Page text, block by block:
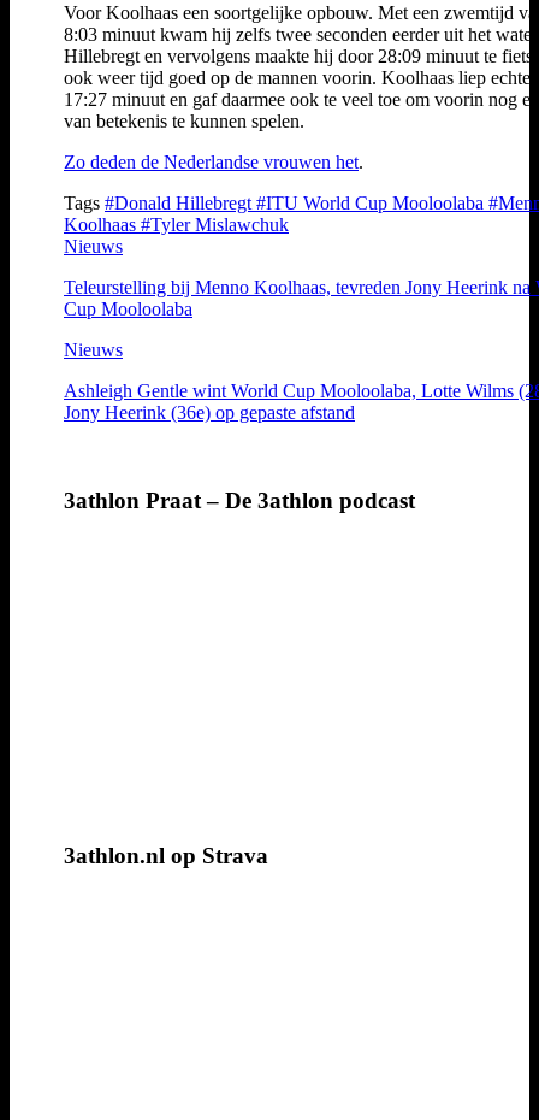
Voor Koolhaas een soortgelijke opbouw. Met een zwemtijd
8:03 minuut kwam hij zelfs twee seconden eerder uit het
Hillebregt en vervolgens maakte hij door 28:09 minuut te
ook weer tijd goed op de mannen voorin. Koolhaas liep echter
17:27 minuut en gaf daarmee ook te veel toe om voorin nog
van betekenis te kunnen spelen.
Zo deden de Nederlandse vrouwen het.
Tags #Donald Hillebregt #ITU World Cup Mooloolaba
Koolhaas #Tyler Mislawchuk
Nieuws
Teleurstelling bij Menno Koolhaas, tevreden Jony Heerink na
Cup Mooloolaba
Nieuws
Ashleigh Gentle wint World Cup Mooloolaba, Lotte Wilms
Jony Heerink (36e) op gepaste afstand
3athlon Praat – De 3athlon podcast
3athlon.nl op Strava